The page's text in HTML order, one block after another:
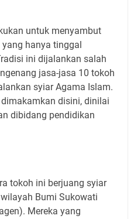
untuk menyambut
hanya tinggal
ini dijalankan salah
jasa-jasa 10 tokoh
syiar Agama Islam.
disini, dinilai
dibidang pendidikan
tokoh ini berjuang syiar
Bumi Sukowati
Mereka yang